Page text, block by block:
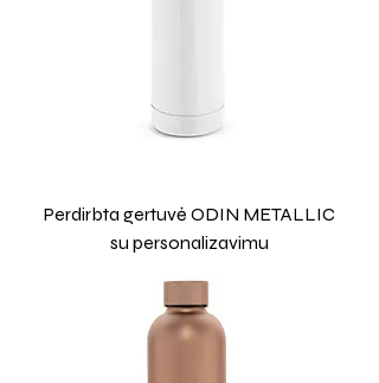
Perdirbta gertuvė ODIN METALLIC
su personalizavimu